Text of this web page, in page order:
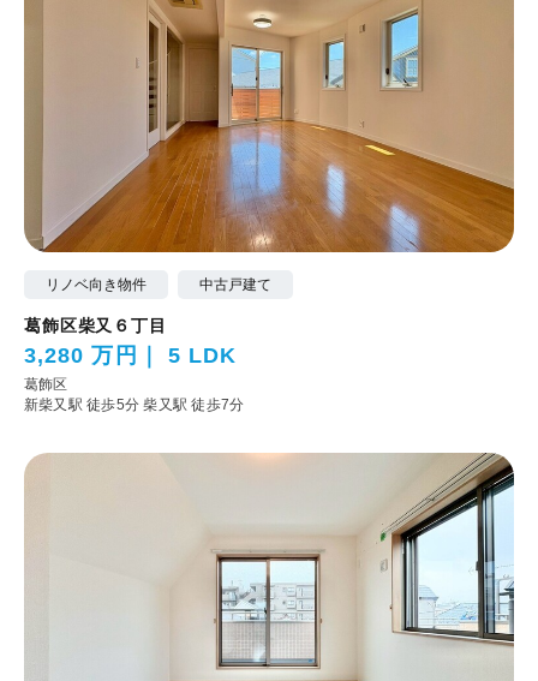
リノベ向き物件 中古戸建て
葛飾区柴又６丁目
3,280 万円 5 LDK
葛飾区
新柴又駅 徒歩5分柴又駅 徒歩7分